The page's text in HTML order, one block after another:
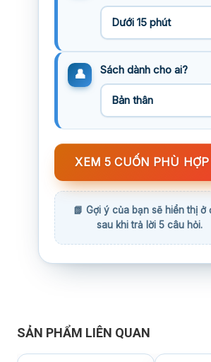
Sách dành cho ai?
XEM 5 CUỐN PHÙ HỢP
SẢN PHẨM LIÊN QUAN